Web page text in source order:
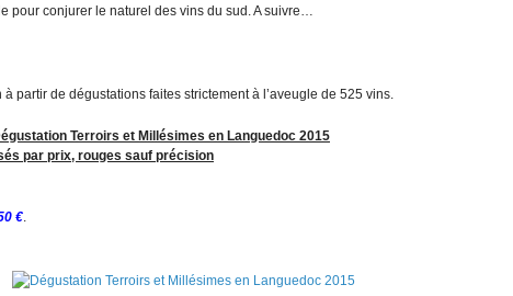
pour conjurer le naturel des vins du sud. A suivre…
à partir de dégustations faites strictement à l’aveugle de 525 vins.
Terroirs et Millésimes en Languedoc 2015
par prix, rouges sauf précision
€.